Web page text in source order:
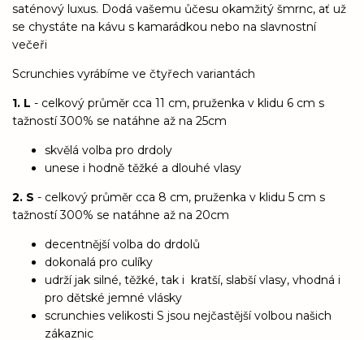
saténový luxus. Dodá vašemu ůčesu okamžitý šmrnc, ať už
se chystáte na kávu s kamarádkou nebo na slavnostní
večeři
Scrunchies vyrábíme ve čtyřech variantách
1. L - celkový průměr cca 11 cm, pruženka v klidu 6 cm s
tažností 300% se natáhne až na 25cm
skvělá volba pro drdoly
unese i hodně těžké a dlouhé vlasy
2. S - celkový průměr cca 8 cm, pruženka v klidu 5 cm s
tažností 300% se natáhne až na 20cm
decentnější volba do drdolů
dokonalá pro culíky
udrží jak silné, těžké, tak i kratší, slabší vlasy, vhodná i
pro dětské jemné vlásky
scrunchies velikosti S jsou nejčastější volbou našich
zákaznic